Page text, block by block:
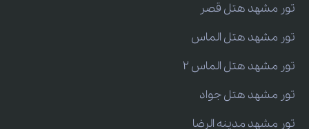
تور مشهد هتل قصر
تور مشهد هتل الماس
تور مشهد هتل الماس 2
تور مشهد هتل جواد
تور مشهد مدینه الرضا